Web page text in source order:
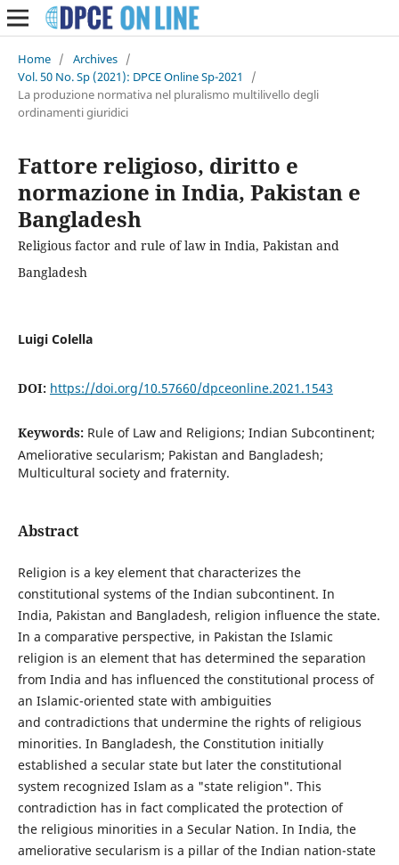
Home / Archives /
Vol. 50 No. Sp (2021): DPCE Online Sp-2021
/
La produzione normativa nel pluralismo multilivello degli
ordinamenti giuridici
Fattore religioso, diritto e
normazione in India, Pakistan e
Bangladesh
Religious factor and rule of law in India, Pakistan and
Bangladesh
Luigi Colella
DOI: https://doi.org/10.57660/dpceonline.2021.1543
Keywords: Rule of Law and Religions; Indian Subcontinent;
Ameliorative secularism; Pakistan and Bangladesh;
Multicultural society and fraternity.
Abstract
Religion is a key element that characterizes the
constitutional systems of the Indian subcontinent. In
India, Pakistan and Bangladesh, religion influence the state.
In a comparative perspective, in Pakistan the Islamic
religion is an element that has determined the separation
from India and has influenced the constitutional process of
an Islamic-oriented state with ambiguities
and contradictions that undermine the rights of religious
minorities. In Bangladesh, the Constitution initially
established a secular state but later the constitutional
system recognized Islam as a "state religion". This
contradiction has in fact complicated the protection of
the religious minorities in a Secular Nation. In India, the
ameliorative secularism is a pillar of the Indian nation-state